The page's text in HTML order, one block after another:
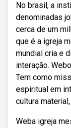
No brasil, a
denominadas
cerca de um
que é a igreja
mundial cria e
interação.
Tem como
espiritual em
cultura
Weba igreja